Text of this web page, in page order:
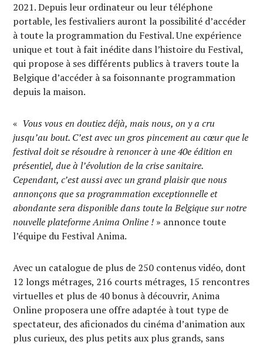
2021. Depuis leur ordinateur ou leur téléphone
portable, les festivaliers auront la possibilité d’accéder
à toute la programmation du Festival. Une expérience
unique et tout à fait inédite dans l’histoire du Festival,
qui propose à ses différents publics à travers toute la
Belgique d’accéder à sa foisonnante programmation
depuis la maison.
« Vous vous en doutiez déjà, mais nous, on y a cru
jusqu’au bout. C’est avec un gros pincement au cœur que le
festival doit se résoudre à renoncer à une 40e édition en
présentiel, due à l’évolution de la crise sanitaire.
Cependant, c’est aussi avec un grand plaisir que nous
annonçons que sa programmation exceptionnelle et
abondante sera disponible dans toute la Belgique sur notre
nouvelle plateforme Anima Online ! » annonce toute
l’équipe du Festival Anima.
Avec un catalogue de plus de 250 contenus vidéo, dont
12 longs métrages, 216 courts métrages, 15 rencontres
virtuelles et plus de 40 bonus à découvrir, Anima
Online proposera une offre adaptée à tout type de
spectateur, des aficionados du cinéma d’animation aux
plus curieux, des plus petits aux plus grands, sans